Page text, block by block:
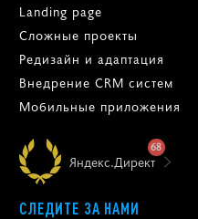
Landing page
Сложные проекты
Редизайн и адаптация
Внедрение CRM систем
Мобильные приложения
Яндекс.Директ
68
СЛЕДИТЕ ЗА НАМИ